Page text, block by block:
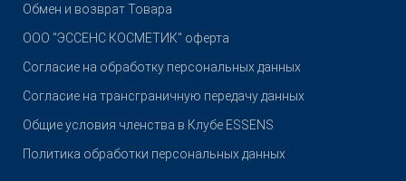
Обмен и возврат Товара
OOO "ЭССЕНС КОСМЕТИК" оферта
Согласие на обработку персональных данных
Согласие на трансграничную передачу данных
Общие условия членства в Клубе ESSENS
Политика обработки персональных данных